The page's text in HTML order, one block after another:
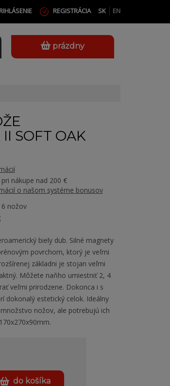
SK EN
REGISTRÁCIA
prázdny
SOFT OAK
nákupe nad 200 €
o našom systéme bonusov
nožov
biely dub. Silné magnety
povrchom, ktorý je veľmi
základni je stojan veľmi
Môžete naňho umiestniť 2, 4
veľmi prirodzene. Dokonca i s
dokonalý estetický celok. Ideálny
nožov, ale potrebujú ich
do košíka